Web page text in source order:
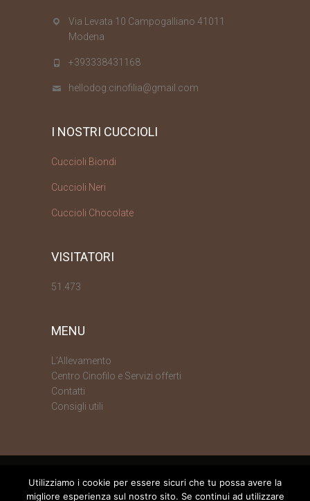
Via Levata 10 Campogalliano 41011
Modena
+393338431168
hellodog.cinofilia@gmail.com
I NOSTRI CUCCIOLI
Cuccioli Biondi
Cuccioli Neri
Cuccioli Chocolate
VISITATORI
51.473
MENU
L’Allevamento
Centro Cinofilo e Servizi offerti
Contatti
Consigli utili
Labrador Retriever dei Tre Cioccolati
Utilizziamo i cookie per essere sicuri che tu possa avere la
migliore esperienza sul nostro sito. Se continui ad utilizzare